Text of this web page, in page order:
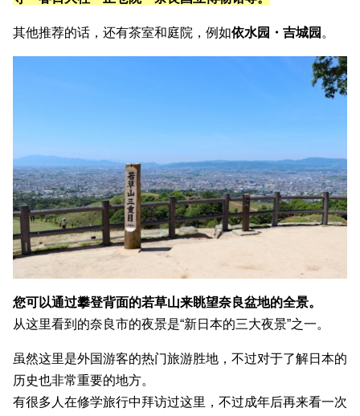
其他推荐的话，还有茶室和庭院，例如依水园・吉城园 。
您可以通过攀登背面的若草山来眺望奈良盆地的全景。
从这里看到的奈良市的夜景是“新日本的三大夜景”之一。
虽然这里是外国游客的热门旅游胜地，不过对于了解日本的
历史也非常重要的地方。
有很多人在修学旅行中拜访过这里，不过成年后再来看一次